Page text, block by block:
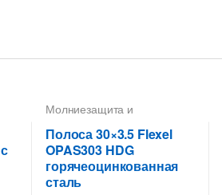
Молниезащита и
заземление,
Полоса 30X3,5,Проводники
Полоса 30×3.5 Flexel
OPAS303 HDG
горячеоцинкованная
сталь